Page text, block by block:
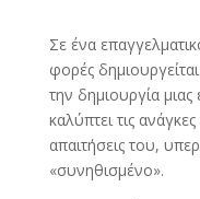
Σε ένα
φορές
την δημιουργία
καλύπτει τις
απαιτήσεις του,
«συνηθισμένο».